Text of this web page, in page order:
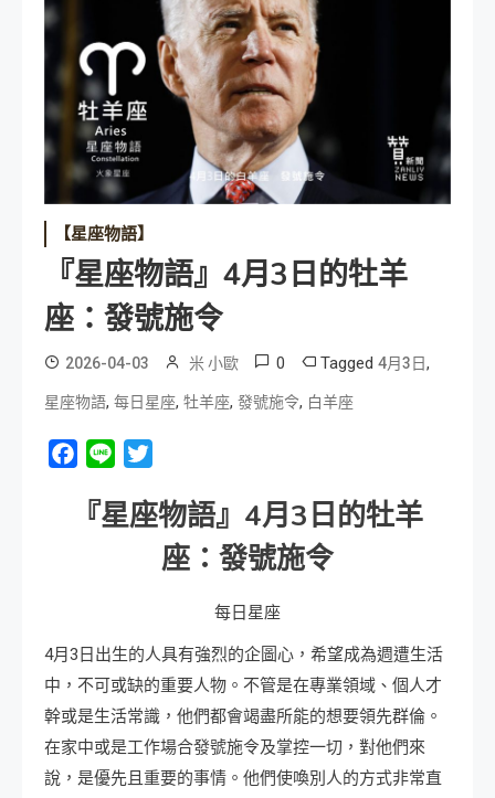
【星座物語】
『星座物語』4月3日的牡羊
座：發號施令
2026-04-03 米 小歐 0 Tagged 4月3日,
星座物語, 每日星座, 牡羊座, 發號施令, 白羊座
Facebook
Line
『星座物語』 4月3 日的牡羊
座：發號施令
每日星座
4月3日出生的人具有強烈的企圖心，希望成為週遭生活
中，不可或缺的重要人物。不管是在專業領域、個人才
幹或是生活常識，他們都會竭盡所能的想要領先群倫。
在家中或是工作場合發號施令及掌控一切，對他們來
說，是優先且重要的事情。他們使喚別人的方式非常直